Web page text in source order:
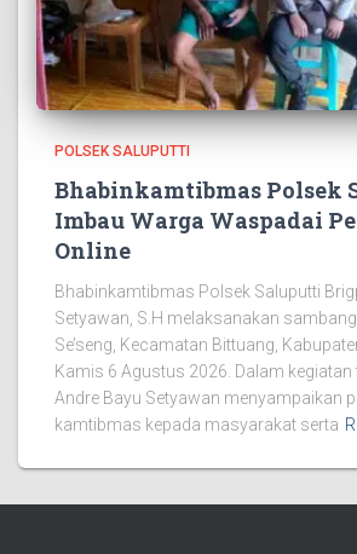
POLSEK SALUPUTTI
Bhabinkamtibmas Polsek
Imbau Warga Waspadai
Online
Bhabinkamtibmas Polsek Saluputti
Setyawan, S.H melaksanakan
Se’seng, Kecamatan Bittuang,
Kamis 6 Agustus 2026. Dalam kegiatan
Andre Bayu Setyawan menyampaikan
kamtibmas kepada masyarakat serta